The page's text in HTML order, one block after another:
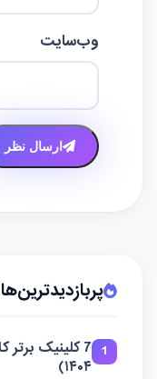
وب‌سایت
ارسال نظر
پربازدیدترین‌ها
1
7 کلینیک
۱۴۰۴)